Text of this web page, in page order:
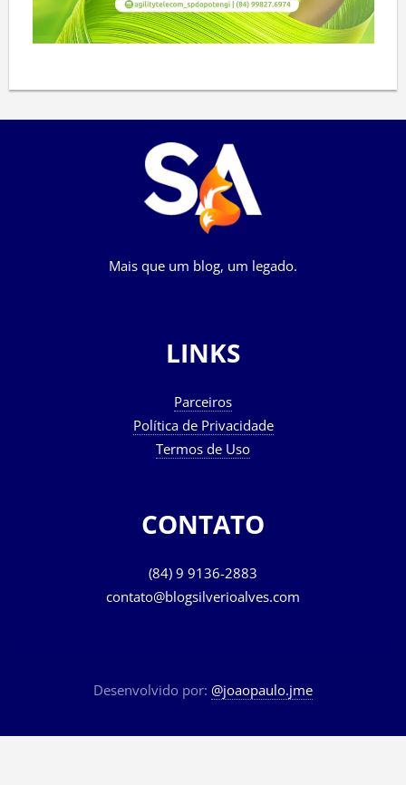
Mais que um blog, um legado.
LINKS
Parceiros
Política de Privacidade
Termos de Uso
CONTATO
(84) 9 9136-2883
contato@blogsilverioalves.com
Desenvolvido por: @joaopaulo.jme